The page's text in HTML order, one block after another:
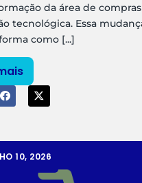
da área de
tecnológica. Essa
como [...]
10, 2026